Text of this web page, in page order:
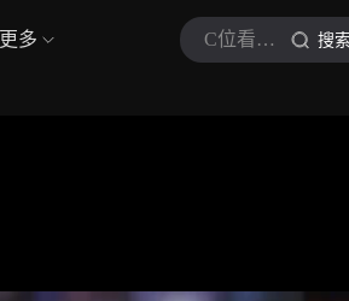
更多 C位看新闻现场 搜索